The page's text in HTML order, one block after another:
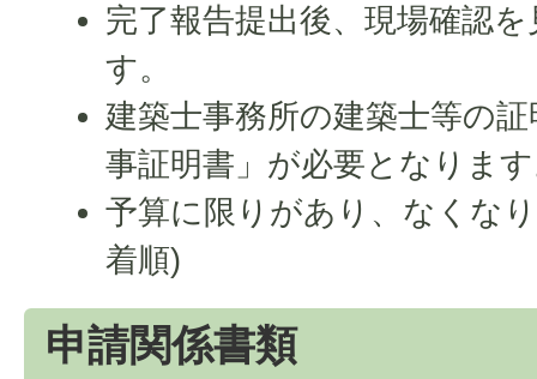
完了報告提出後、現場確認
す。
建築士事務所の建築士等の
事証明書」が必要となりま
予算に限りがあり、なくな
着順)
申請関係書類